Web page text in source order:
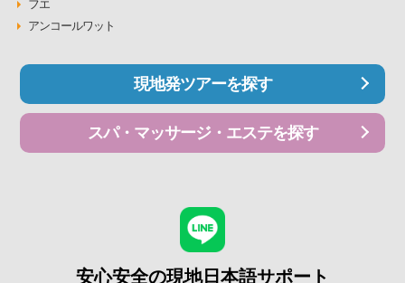
フエ
アンコールワット
現地発ツアーを探す
スパ・マッサージ・エステを探す
安心安全の現地日本語サポート